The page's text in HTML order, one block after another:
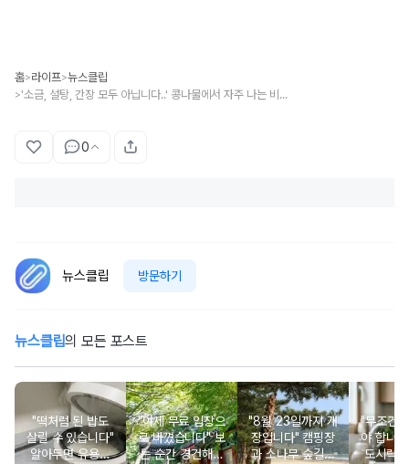
홈>라이프>뉴스클립
> '소금, 설탕, 간장 모두 아닙니다..' 콩나물에서 자주 나는 비린내, 단 한 번에 없앨 수 있는 '만능 소스' 정체
0
뉴스클립 방문하기
뉴스클립의 모든 포스트
"떡처럼 된 밥도
살릴 수 있습니다"
알아두면 유용한
"이제 무료 입장으
로 바꼈습니다" 보
는 순간 경건해지
"8월 23일까지 개
장입니다" 캠핑장
과 소나무 숲길이
"무조건
야 합니
도시락